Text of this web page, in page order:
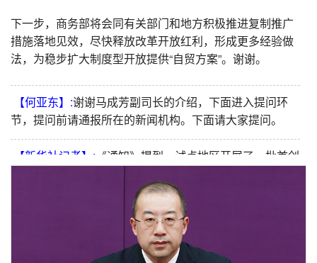
下一步，商务部将会同有关部门和地方积极推进复制推广
措施落地见效，尽快释放改革开放红利，形成更多经验做
法，为稳步扩大制度型开放提供“自贸方案”。谢谢。
【何亚东】:谢谢马成芳副司长的介绍，下面进入提问环
节，提问前请通报所在的新闻机构。下面请大家提问。
【新华社记者】: 《通知》提到，试点地区开展了一批首创
谢谢您的提问。去年6月《若干措施》印发
后，商务部即建立了跨部门跨地区工作机制，全力推进试